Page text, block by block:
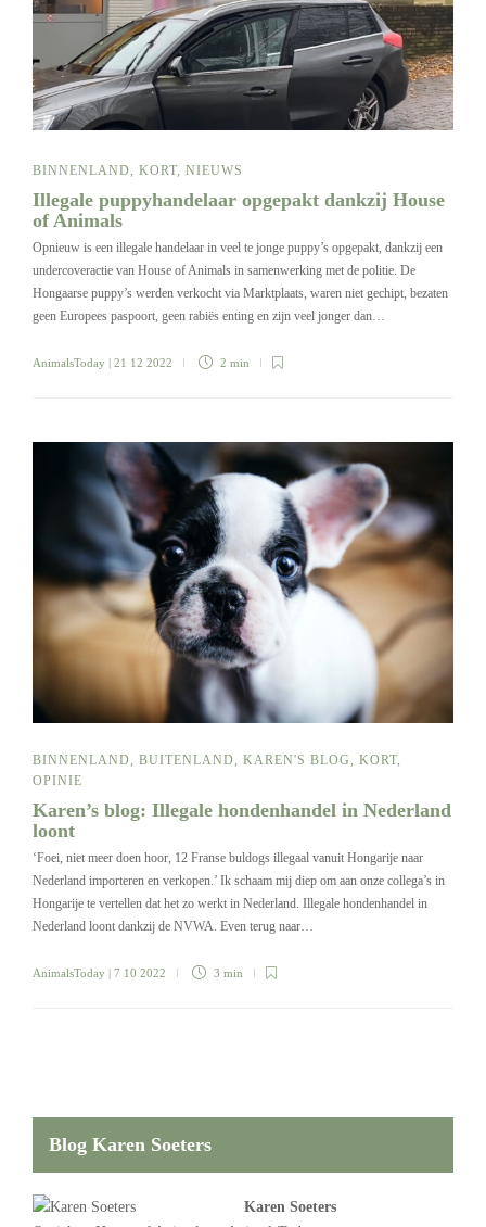
BINNENLAND, KORT, NIEUWS
Illegale puppyhandelaar opgepakt dankzij House
of Animals
Opnieuw is een illegale handelaar in veel te jonge puppy’s opgepakt, dankzij een
undercoveractie van House of Animals in samenwerking met de politie. De
Hongaarse puppy’s werden verkocht via Marktplaats, waren niet gechipt, bezaten
geen Europees paspoort, geen rabiës enting en zijn veel jonger dan…
AnimalsToday | 21 12 2022 2 min
BINNENLAND BUITENLAND KAREN'S BLOG KORT
OPINIE
Karen’s blog: Illegale hondenhandel in Nederland
loont
‘Foei, niet meer doen hoor, 12 Franse buldogs illegaal vanuit Hongarije naar
Nederland importeren en verkopen.’ Ik schaam mij diep om aan onze collega’s in
Hongarije te vertellen dat het zo werkt in Nederland. Illegale hondenhandel in
Nederland loont dankzij de NVWA. Even terug naar…
AnimalsToday | 7 10 2022 3 min
Blog Karen Soeters
Karen Soeters